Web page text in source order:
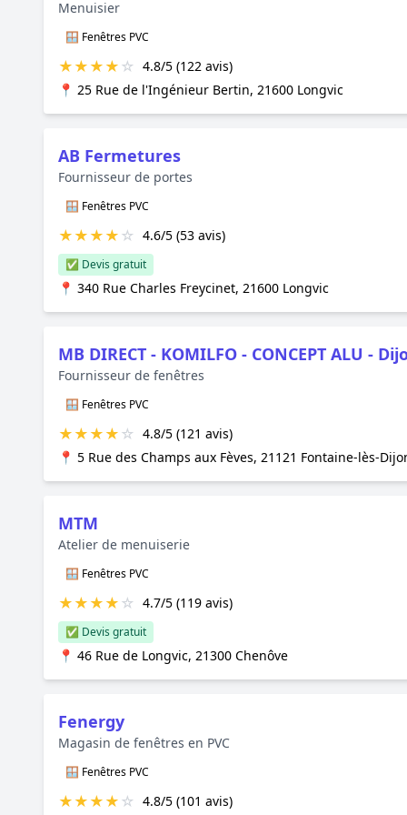
Menuisier
🪟 Fenêtres PVC
★★★★☆ 4.8/5 (122 avis)
📍 25 Rue de l'Ingénieur Bertin, 21600 Longvic
AB Fermetures
Fournisseur de portes
🪟 Fenêtres PVC
★★★★☆ 4.6/5 (53 avis)
✅ Devis gratuit
📍 340 Rue Charles Freycinet, 21600 Longvic
MB DIRECT - KOMILFO - CONCEPT ALU -
Fournisseur de fenêtres
🪟 Fenêtres PVC
★★★★☆ 4.8/5 (121 avis)
📍 5 Rue des Champs aux Fèves, 21121 Fontaine-lès-
MTM
Atelier de menuiserie
🪟 Fenêtres PVC
★★★★☆ 4.7/5 (119 avis)
✅ Devis gratuit
📍 46 Rue de Longvic, 21300 Chenôve
Fenergy
Magasin de fenêtres en PVC
🪟 Fenêtres PVC
★★★★☆ 4.8/5 (101 avis)